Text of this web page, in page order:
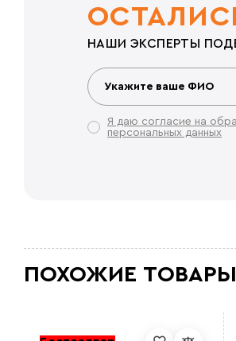
НАШИ ЭКСПЕРТЫ
Я даю согласие на
персональных данных
ПОХОЖИЕ